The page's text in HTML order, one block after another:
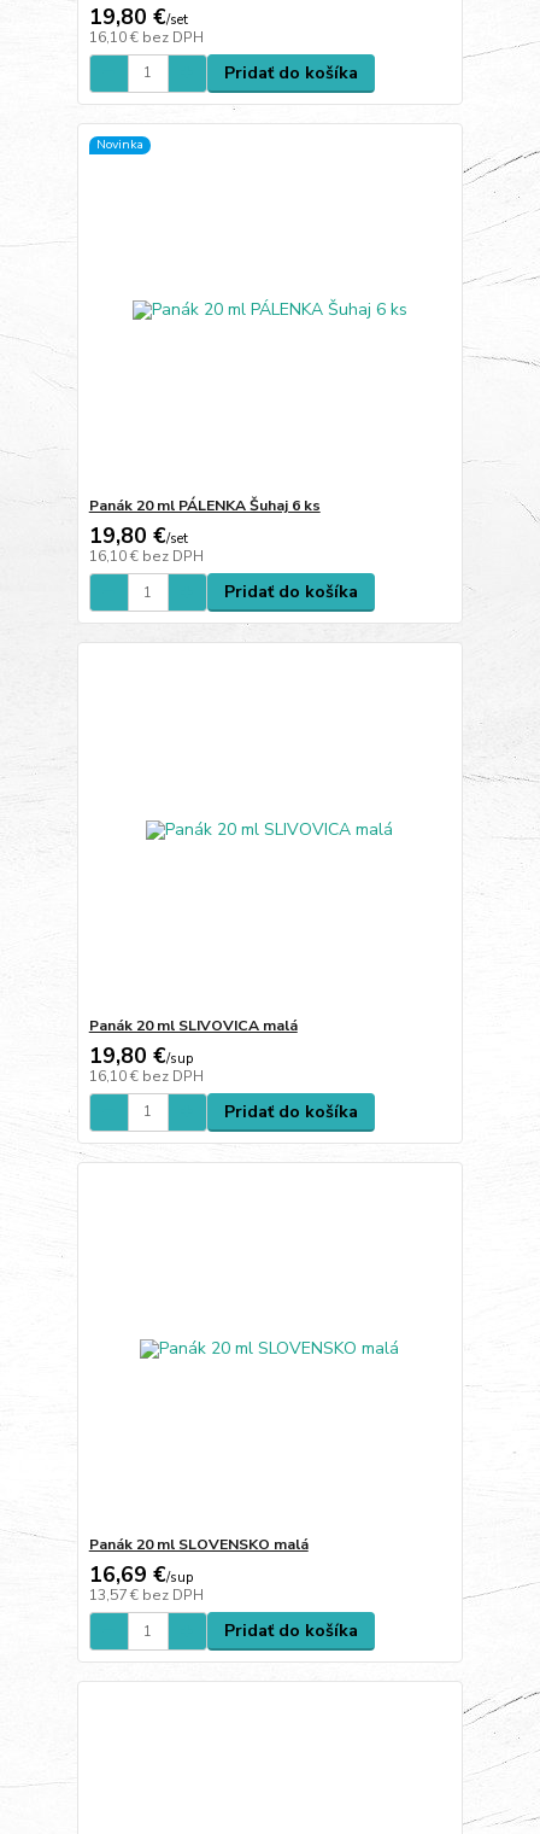
19,80 €/set
16,10 € bez DPH
Pridať do košíka
Novinka
Panák 20 ml PÁLENKA Šuhaj 6 ks
19,80 €/set
16,10 € bez DPH
Pridať do košíka
Panák 20 ml SLIVOVICA malá
19,80 €/sup
16,10 € bez DPH
Pridať do košíka
Panák 20 ml SLOVENSKO malá
16,69 €/sup
13,57 € bez DPH
Pridať do košíka